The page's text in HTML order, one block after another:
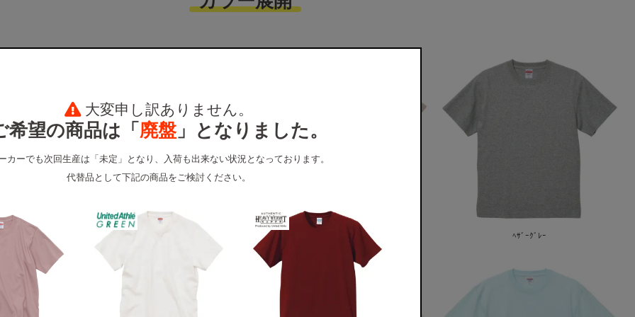
ｻﾝﾄﾞﾍﾞｰｼﾞｭ ﾍｻﾞｰｸﾞﾚｰ
大変申し訳ありません。
希望の商品は「廃盤」となりました。
カーでも次回生産は「未定」となり、入荷も出来ない状況となっております。
代替品として下記の商品をご検討ください。